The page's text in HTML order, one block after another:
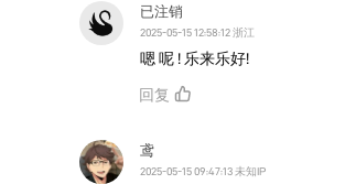
已注销
2025-05-15 12:58:12 浙江
嗯 呢 ! 乐来乐好!
回复
鸢
2025-05-15 09:47:13 未知IP